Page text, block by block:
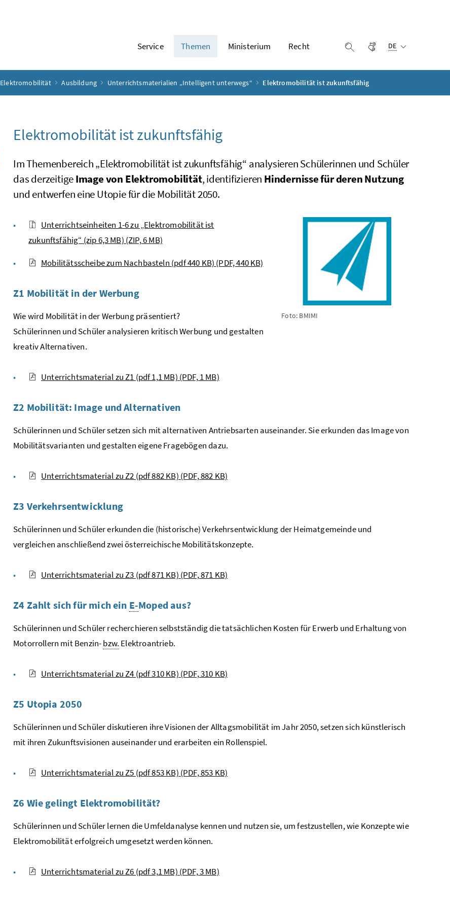
Service Themen Ministerium Recht Suche einblenden
Gebärdensprache
DE
Elektromobilität Ausbildung Unterrichtsmaterialien „Intelligent unterwegs“ Elektromobilität ist zukunftsfähig
Elektromobilität ist zukunftsfähig
Im Themenbereich „Elektromobilität ist zukunftsfähig“ analysieren Schülerinnen und Schüler
das derzeitigeImagevon Elektromobilität, identifizieren Hindernisse für deren Nutzung
und entwerfen eine Utopie für die Mobilität 2050.
Foto: BMIMI
Unterrichtseinheiten 1-6 zu „Elektromobilität ist
zukunftsfähig“ (zip 6,3 MB) (ZIP, 6 MB)
Mobilitätsscheibe zum Nachbasteln (pdf 440 KB) (PDF, 440 KB)
Z1 Mobilität in der Werbung
Wie wird Mobilität in der Werbung präsentiert?
Schülerinnen und Schüler analysieren kritisch Werbung und gestalten
kreativ Alternativen.
Unterrichtsmaterial zu Z1 (pdf 1,1 MB) (PDF, 1 MB)
Z2 Mobilität: Image und Alternativen
Schülerinnen und Schüler setzen sich mit alternativen Antriebsarten auseinander. Sie erkunden das Image von
Mobilitätsvarianten und gestalten eigene Fragebögen dazu.
Unterrichtsmaterial zu Z2 (pdf 882 KB) (PDF, 882 KB)
Z3 Verkehrsentwicklung
Schülerinnen und Schüler erkunden die (historische) Verkehrsentwicklung der Heimatgemeinde und
vergleichen anschließend zwei österreichische Mobilitätskonzepte.
Unterrichtsmaterial zu Z3 (pdf 871 KB) (PDF, 871 KB)
Z4 Zahlt sich für mich ein E-Moped aus?
Schülerinnen und Schüler recherchieren selbstständig die tatsächlichen Kosten für Erwerb und Erhaltung von
Motorrollern mit Benzin-bzw. Elektroantrieb.
Unterrichtsmaterial zu Z4 (pdf 310 KB) (PDF, 310 KB)
Z5 Utopia 2050
Schülerinnen und Schüler diskutieren ihre Visionen der Alltagsmobilität im Jahr 2050, setzen sich künstlerisch
mit ihren Zukunftsvisionen auseinander und erarbeiten ein Rollenspiel.
Unterrichtsmaterial zu Z5 (pdf 853 KB) (PDF, 853 KB)
Z6 Wie gelingt Elektromobilität?
Schülerinnen und Schüler lernen die Umfeldanalyse kennen und nutzen sie, um festzustellen, wie Konzepte wie
Elektromobilität erfolgreich umgesetzt werden können.
Unterrichtsmaterial zu Z6 (pdf 3,1 MB) (PDF, 3 MB)